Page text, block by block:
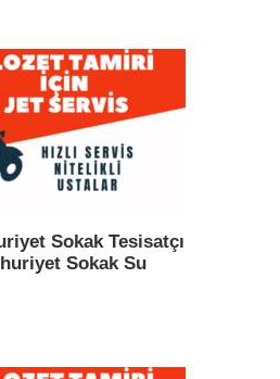
Sokak Tesisatçı
Sokak Su